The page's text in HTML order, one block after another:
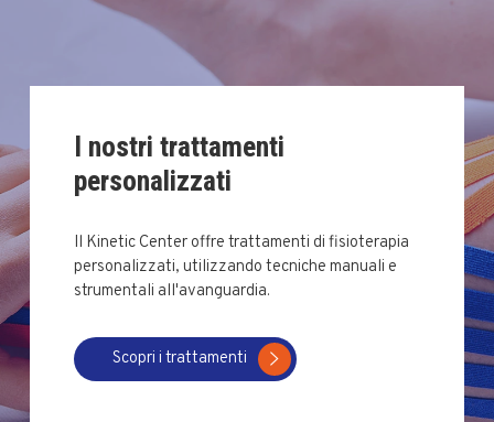
I nostri trattamenti
personalizzati
Il Kinetic Center offre trattamenti di fisioterapia
personalizzati, utilizzando tecniche manuali e
strumentali all'avanguardia.
Scopri i trattamenti